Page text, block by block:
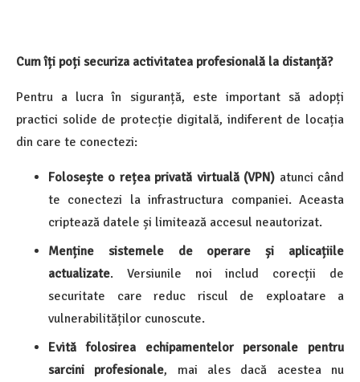
Cum îți poți securiza activitatea profesională la distanță?
Pentru a lucra în siguranță, este important să adopți
practici solide de protecție digitală, indiferent de locația
din care te conectezi:
Folosește o rețea privată virtuală (VPN) atunci când
te conectezi la infrastructura companiei. Aceasta
criptează datele și limitează accesul neautorizat.
Menține sistemele de operare și aplicațiile
actualizate. Versiunile noi includ corecții de
securitate care reduc riscul de exploatare a
vulnerabilităților cunoscute.
Evită folosirea echipamentelor personale pentru
sarcini profesionale, mai ales dacă acestea nu